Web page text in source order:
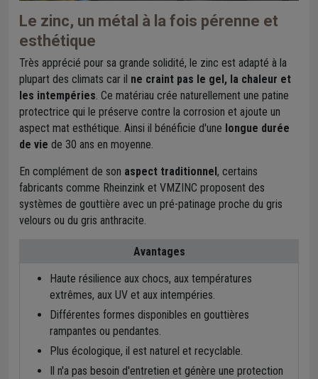
Le zinc, un métal à la fois pérenne et
esthétique
Très apprécié pour sa grande solidité, le zinc est adapté à la
plupart des climats car il ne craint pas le gel, la chaleur et
les intempéries . Ce matériau crée naturellement une patine
protectrice qui le préserve contre la corrosion et ajoute un
aspect mat esthétique. Ainsi il bénéficie d'une longue durée
de vie de 30 ans en moyenne.
En complément de son aspect traditionnel, certains
fabricants comme Rheinzink et VMZINC proposent des
systèmes de gouttière avec un pré-patinage proche du gris
velours ou du gris anthracite.
Avantages
Haute résilience aux chocs, aux températures
extrêmes, aux UV et aux intempéries.
Différentes formes disponibles en gouttières
rampantes ou pendantes.
Plus écologique, il est naturel et recyclable.
Il n'a pas besoin d'entretien et génère une protection